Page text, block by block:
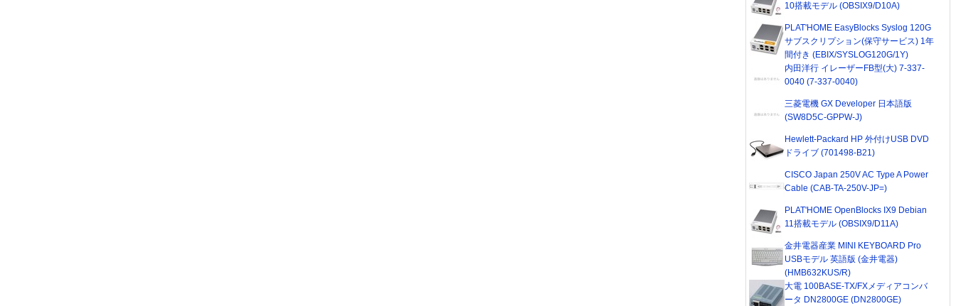
10搭載モデル (OBSIX9/D10A)
PLAT'HOME EasyBlocks Syslog 120G
サブスクリプション(保守サービス) 1年
間付き (EBIX/SYSLOG120G/1Y)
内田洋行 イレーザーFB型(大) 7-337-
0040 (7-337-0040)
三菱電機 GX Developer 日本語版
(SW8D5C-GPPW-J)
Hewlett-Packard HP 外付けUSB DVD
ドライブ (701498-B21)
CISCO Japan 250V AC Type A Power
Cable (CAB-TA-250V-JP=)
PLAT'HOME OpenBlocks IX9 Debian
11搭載モデル (OBSIX9/D11A)
金井電器産業 MINI KEYBOARD Pro
USBモデル 英語版 (金井電器)
(HMB632KUS/R)
大電 100BASE-TX/FXメディアコンバ
ータ DN2800GE (DN2800GE)